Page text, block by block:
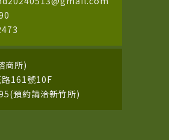
商所)
161號10F
預約請洽新竹所)